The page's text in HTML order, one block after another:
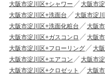
大阪市淀川区+シャワー
大阪市
大阪市淀川区+洗面台
大阪市淀
大阪市淀川区+洗面化粧台
大阪
大阪市淀川区+ガスコンロ
大阪
大阪市淀川区+フローリング
大
大阪市淀川区+エアコン
大阪市
大阪市淀川区+クロゼット
大阪